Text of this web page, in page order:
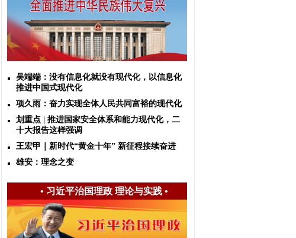
吴端端：没有信息化就没有现代化，以信息化
推进中国式现代化
项久雨：奋力实现全体人民共同富裕的现代化
划重点 | 推进国家安全体系和能力现代化，二
十大报告这样强调
王宏甲｜新时代“黄金十年” 新征程接续奋进
雄安：理念之变
• 习近平治国理政 理论与实践•